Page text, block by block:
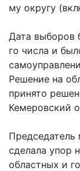
му округу
Дата выборов
го числа и
Решение на
принято
Кемеровский
Председатель
сделала упор
областных и